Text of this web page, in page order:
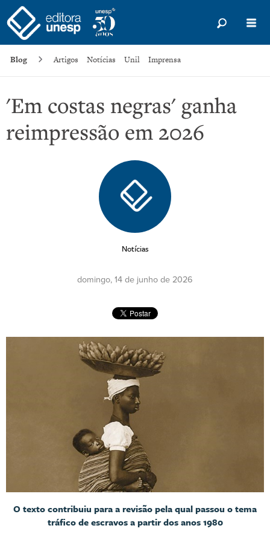
Blog Artigos Notícias Unil Imprensa
'Em costas negras' ganha
reimpressão em 2026
Notícias
domingo, 14 de junho de 2026
O texto contribuiu para a revisão pela qual passou o tema
tráfico de escravos a partir dos anos 1980